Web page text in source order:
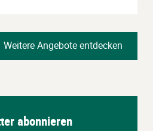
Weitere Angebote entdecken
abonnieren